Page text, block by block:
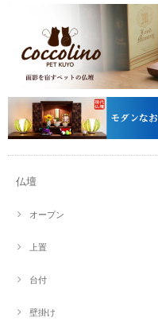
仏壇
オープン
上置
台付
壁掛け